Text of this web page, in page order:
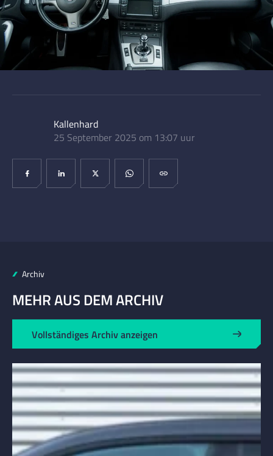
Kallenhard
25 September 2025 om 13:07 uur
Archiv
MEHR AUS DEM ARCHIV
Vollständiges Archiv anzeigen